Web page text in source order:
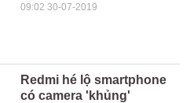
09:02 30-07-2019
Redmi hé lộ smartphone
có camera 'khủng'